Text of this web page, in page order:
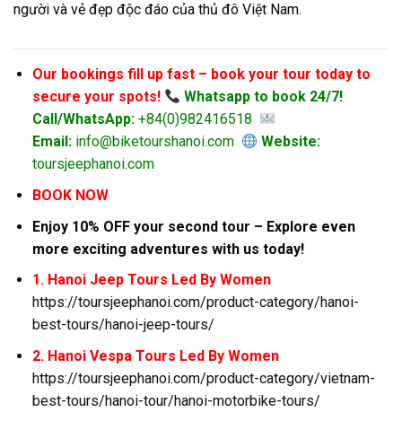
người và vẻ đẹp độc đáo của thủ đô Việt Nam.
Our bookings fill up fast – book your tour today to
secure your spots!
Whatsapp to book 24/7!
Call/WhatsApp:+84(0)982416518
Email:info@biketourshanoi.com
Website:
toursjeephanoi.com
BOOK NOW
Enjoy 10% OFF your second tour – Explore even
more exciting adventures with us today!
1. Hanoi Jeep Tours Led By Women
https://toursjeephanoi.com/product-category/hanoi-
best-tours/hanoi-jeep-tours/
2. Hanoi Vespa Tours Led By Women
https://toursjeephanoi.com/product-category/vietnam-
best-tours/hanoi-tour/hanoi-motorbike-tours/